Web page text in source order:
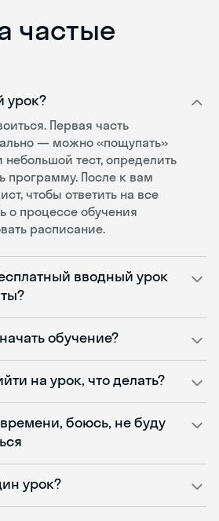
частые
урок?
Первая часть
— можно «пощупать»
тест, определить
программу. После к вам
чтобы ответить на все
о процессе обучения
расписание.
вводный урок
обучение?
на урок, что делать?
боюсь, не буду
урок?